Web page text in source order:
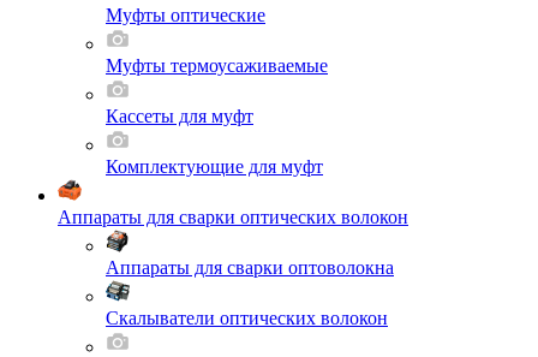
Муфты оптические
Муфты термоусаживаемые
Кассеты для муфт
Комплектующие для муфт
Аппараты для сварки оптических волокон
Аппараты для сварки оптоволокна
Скалыватели оптических волокон